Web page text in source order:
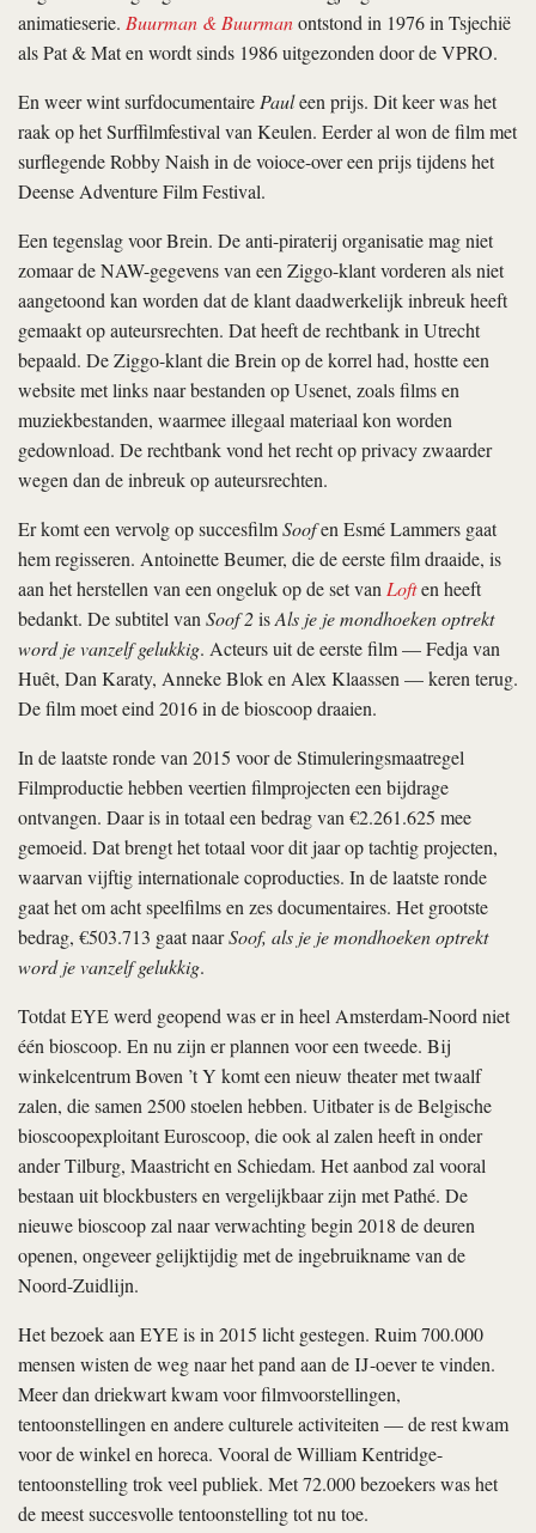
animatieserie. Buurman & Buurmanontstond in 1976 in Tsjechië
als Pat & Mat en wordt sinds 1986 uitgezonden door de VPRO.
En weer wint surfdocumentairePauleen prijs. Dit keer was het
raak op het Surffilmfestival van Keulen. Eerder al won de film met
surflegende Robby Naish in de voioce-over een prijs tijdens het
Deense Adventure Film Festival.
Een tegenslag voor Brein. De anti-piraterij organisatie mag niet
zomaar de NAW-gegevens van een Ziggo-klant vorderen als niet
aangetoond kan worden dat de klant daadwerkelijk inbreuk heeft
gemaakt op auteursrechten. Dat heeft de rechtbank in Utrecht
bepaald. De Ziggo-klant die Brein op de korrel had, hostte een
website met links naar bestanden op Usenet, zoals films en
muziekbestanden, waarmee illegaal materiaal kon worden
gedownload. De rechtbank vond het recht op privacy zwaarder
wegen dan de inbreuk op auteursrechten.
Er komt een vervolg op succesfilmSoofen Esmé Lammers gaat
hem regisseren. Antoinette Beumer, die de eerste film draaide, is
aan het herstellen van een ongeluk op de set vanLoften heeft
bedankt. De subtitel vanSoof 2isAls je je mondhoeken optrekt
word je vanzelf gelukkig. Acteurs uit de eerste film — Fedja van
Huêt, Dan Karaty, Anneke Blok en Alex Klaassen — keren terug.
De film moet eind 2016 in de bioscoop draaien.
In de laatste ronde van 2015 voor de Stimuleringsmaatregel
Filmproductie hebben veertien filmprojecten een bijdrage
ontvangen. Daar is in totaal een bedrag van €2.261.625 mee
gemoeid. Dat brengt het totaal voor dit jaar op tachtig projecten,
waarvan vijftig internationale coproducties. In de laatste ronde
gaat het om acht speelfilms en zes documentaires. Het grootste
bedrag, €503.713 gaat naarSoof, als je je mondhoeken optrekt
word je vanzelf gelukkig.
Totdat EYE werd geopend was er in heel Amsterdam-Noord niet
één bioscoop. En nu zijn er plannen voor een tweede. Bij
winkelcentrum Boven ’t Y komt een nieuw theater met twaalf
zalen, die samen 2500 stoelen hebben. Uitbater is de Belgische
bioscoopexploitant Euroscoop, die ook al zalen heeft in onder
ander Tilburg, Maastricht en Schiedam. Het aanbod zal vooral
bestaan uit blockbusters en vergelijkbaar zijn met Pathé. De
nieuwe bioscoop zal naar verwachting begin 2018 de deuren
openen, ongeveer gelijktijdig met de ingebruikname van de
Noord-Zuidlijn.
Het bezoek aan EYE is in 2015 licht gestegen. Ruim 700.000
mensen wisten de weg naar het pand aan de IJ-oever te vinden.
Meer dan driekwart kwam voor filmvoorstellingen,
tentoonstellingen en andere culturele activiteiten — de rest kwam
voor de winkel en horeca. Vooral de William Kentridge-
tentoonstelling trok veel publiek. Met 72.000 bezoekers was het
de meest succesvolle tentoonstelling tot nu toe.